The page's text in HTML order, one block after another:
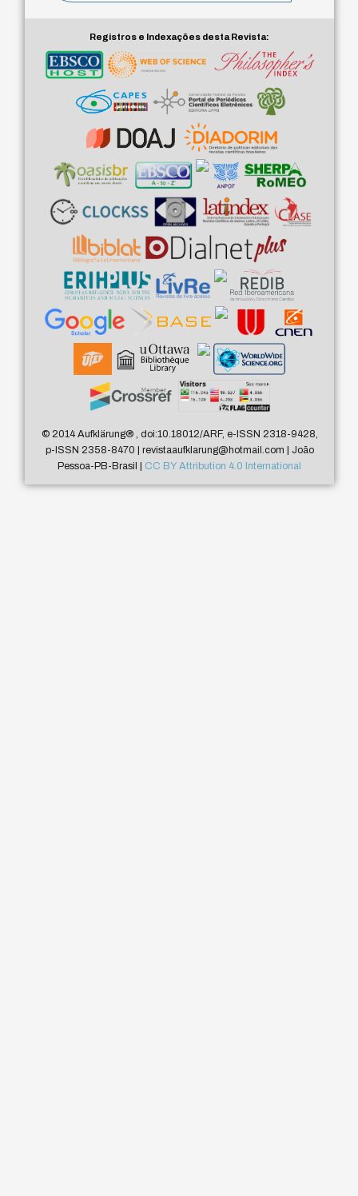
Registros e Indexações desta Revista:
© 2014 Aufklärung®, doi:10.18012/ARF, e-ISSN 2318-9428,
p-ISSN 2358-8470 | revistaaufklarung@hotmail.com | João
Pessoa-PB-Brasil | CC BY Attribution 4.0 International